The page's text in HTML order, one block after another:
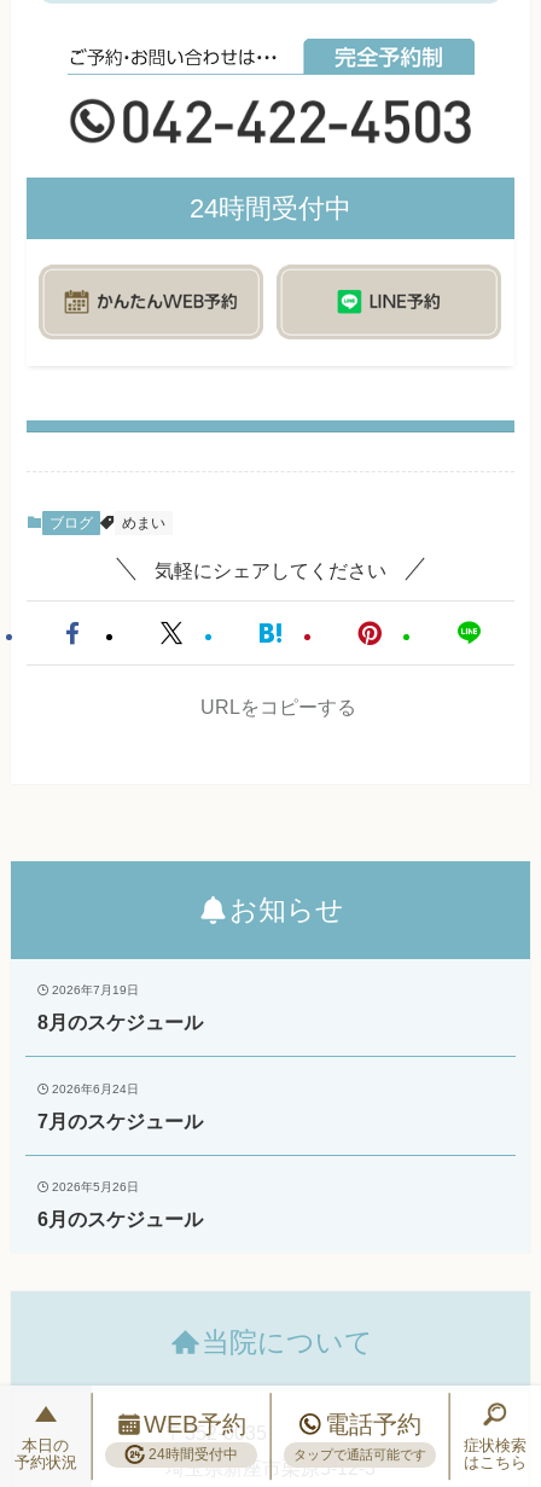
24時間受付中
ブログ めまい
気軽にシェアしてください
URLをコピーする
お知らせ
2026年7月19日
8月のスケジュール
2026年6月24日
7月のスケジュール
2026年5月26日
6月のスケジュール
当院について
〒352-0035
埼玉県新座市栗原5-12-3
本日の
予約状況
WEB予約
24時間受付中
電話予約
タップで通話可能です
症状検索
はこちら